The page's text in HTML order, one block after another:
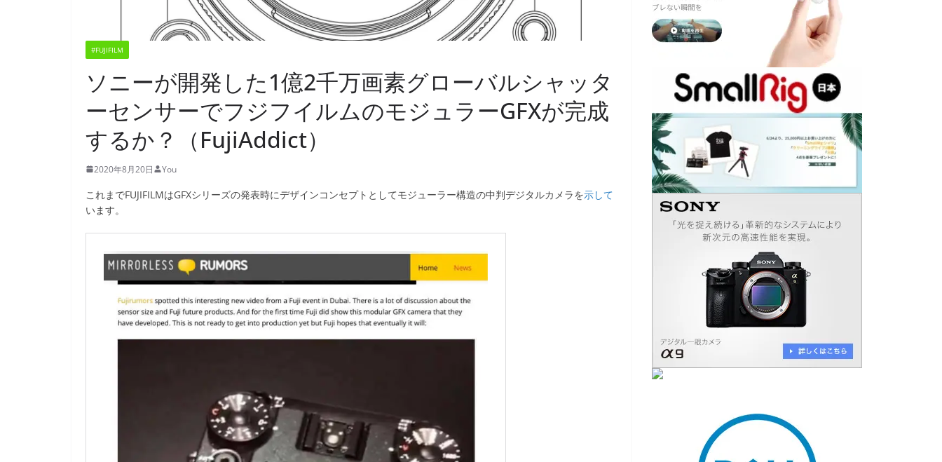
#FUJIFILM
ソニーが開発した1億2千万画素グローバルシャッタ
ーセンサーでフジフイルムのモジュラーGFXが完成
するか？（FujiAddict）
2020年8月20日 You
これまでFUJIFILMはGFXシリーズの発表時にデザインコンセプトとしてモジューラー構造の中判デジタルカメラを示して
います。